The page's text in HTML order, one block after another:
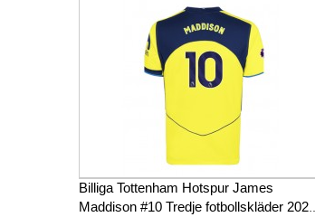
Billiga Tottenham Hotspur James
Maddison #10 Tredje fotbollskläder 2025-